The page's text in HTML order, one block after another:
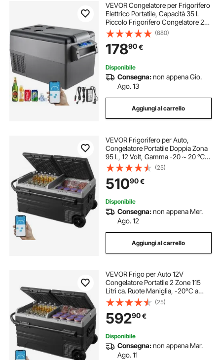
VEVOR Congelatore per Frigorifero
Elettrico Portatile, Capacità 35 L
Piccolo Frigorifero Congelatore 27,1
x 13,6 x 15 Pollici Mini Frigorifero
per Auto per Guida Viaggi Potenza
Totale in Ingresso 60 W
(680)
17890€
Disponibile
Consegna:non appena Gio.
Ago. 13
Aggiungi al carrello
VEVOR Frigorifero per Auto,
Congelatore Portatile Doppia Zona
95 L, 12 Volt, Gamma -20 ~ 20 ℃,
Dispositivo Raffreddamento a
Compressore 12/24 V CC 100-240
V CA per Campeggio Camper con
Ruote Maniglia
(25)
51090€
Disponibile
Consegna:non appena Mer.
Ago. 12
Aggiungi al carrello
VEVOR Frigo per Auto 12V
Congelatore Portatile 2 Zone 115
Litri ca. Ruote Maniglia, -20°C a
20°C, Dispositivo di
Raffreddamento a Compressore
12/24V DC / 100-240V AC Esterno,
Campeggio, Viaggi
(25)
59290€
Disponibile
Consegna:non appena Mar.
Ago. 11